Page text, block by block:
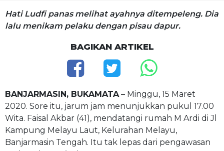
Hati Ludfi panas melihat ayahnya ditempeleng. Dia
lalu menikam pelaku dengan pisau dapur.
BAGIKAN ARTIKEL
BANJARMASIN, BUKAMATA – Minggu, 15 Maret
2020. Sore itu, jarum jam menunjukkan pukul 17.00
Wita. Faisal Akbar (41), mendatangi rumah M Ardi di Jl
Kampung Melayu Laut, Kelurahan Melayu,
Banjarmasin Tengah. Itu tak lepas dari pengawasan